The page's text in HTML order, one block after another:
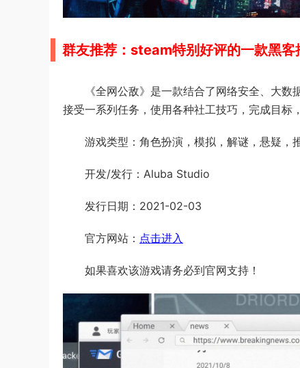
群友推荐：steam特别好评的一款黑客
《全网公敌》是一款结合了网络安全、大
接受一系列任务，使用各种社工技巧，完成目标
游戏类型：角色扮演，模拟，解谜，悬疑，
开发/发行：Aluba Studio
发行日期：2021-02-03
官方网站： 点击进入
如果喜欢该游戏请务必到官网支持！